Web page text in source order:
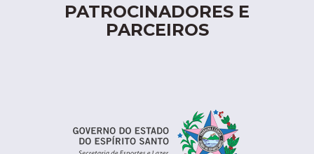
PATROCINADORES E
PARCEIROS